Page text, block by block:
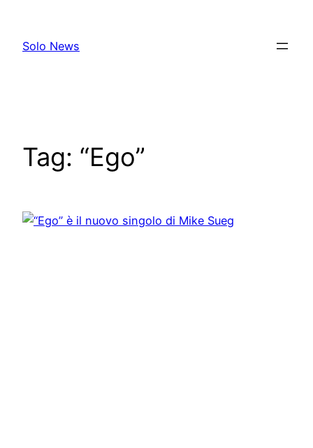
content
Solo News
Tag: “Ego”